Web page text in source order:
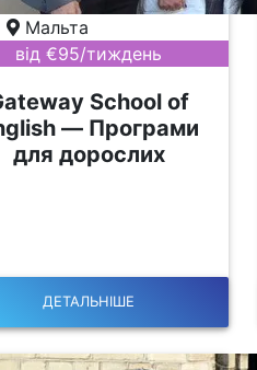
Мальта
від €95/тиждень
School of
— Програми
для дорослих
ДЕТАЛЬНІШЕ